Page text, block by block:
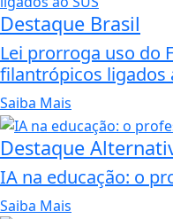
Destaque Brasil
Lei prorroga uso do
filantrópicos ligados
Saiba Mais
Destaque
IA na educação: o
Saiba Mais